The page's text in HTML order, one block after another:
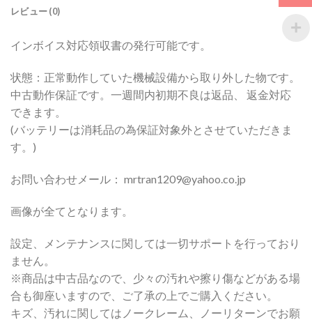
レビュー (0)
インボイス対応領収書の発行可能です。
状態：正常動作していた機械設備から取り外した物です。
中古動作保証です。一週間内初期不良は返品、 返金対応
できます。
(バッテリーは消耗品の為保証対象外とさせていただきま
す。)
お問い合わせメール： mrtran1209@yahoo.co.jp
画像が全てとなります。
設定、メンテナンスに関しては一切サポートを行っており
ません。
※商品は中古品なので、少々の汚れや擦り傷などがある場
合も御座いますので、ご了承の上でご購入ください。
キズ、汚れに関してはノークレーム、ノーリターンでお願